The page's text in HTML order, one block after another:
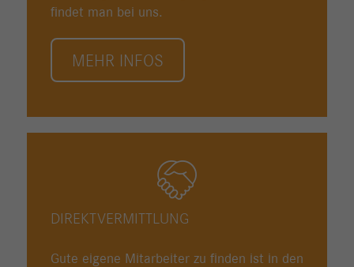
findet man bei uns.
MEHR INFOS
DIREKTVERMITTLUNG
Gute eigene Mitarbeiter zu finden ist in den